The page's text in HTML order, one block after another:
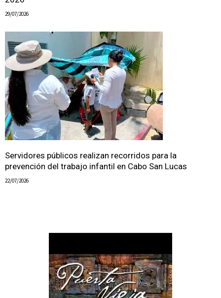
29/07/2026
Servidores públicos realizan recorridos para la
prevención del trabajo infantil en Cabo San Lucas
22/07/2026